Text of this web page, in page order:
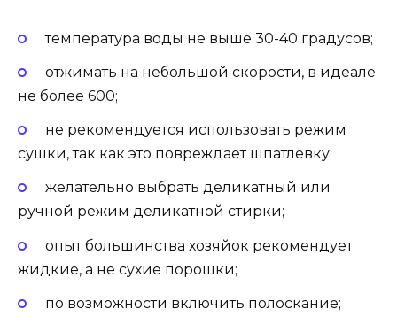
температура воды не выше 30-40 градусов;
отжимать на небольшой скорости, в идеале
не более 600;
не рекомендуется использовать режим
сушки, так как это повреждает шпатлевку;
желательно выбрать деликатный или
ручной режим деликатной стирки;
опыт большинства хозяйок рекомендует
жидкие, а не сухие порошки;
по возможности включить полоскание;